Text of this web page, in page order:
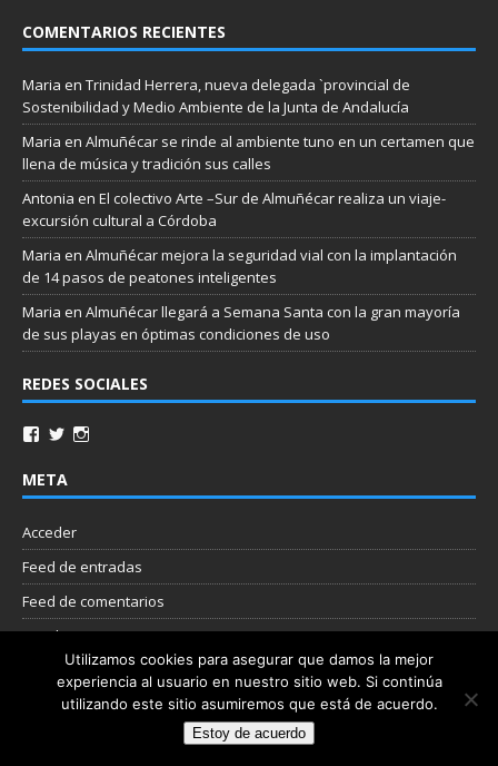
COMENTARIOS RECIENTES
Maria en Trinidad Herrera, nueva delegada `provincial de
Sostenibilidad y Medio Ambiente de la Junta de Andalucía
Maria en Almuñécar se rinde al ambiente tuno en un certamen que
llena de música y tradición sus calles
Antonia en El colectivo Arte –Sur de Almuñécar realiza un viaje-
excursión cultural a Córdoba
Maria en Almuñécar mejora la seguridad vial con la implantación
de 14 pasos de peatones inteligentes
Maria en Almuñécar llegará a Semana Santa con la gran mayoría
de sus playas en óptimas condiciones de uso
REDES SOCIALES
META
Acceder
Feed de entradas
Feed de comentarios
WordPress.org
Nube de etiquetas
Copyright © 2026 | Plantilla WordPress por
Utilizamos cookies para asegurar que damos la mejor
experiencia al usuario en nuestro sitio web. Si continúa
utilizando este sitio asumiremos que está de acuerdo.
Estoy de acuerdo